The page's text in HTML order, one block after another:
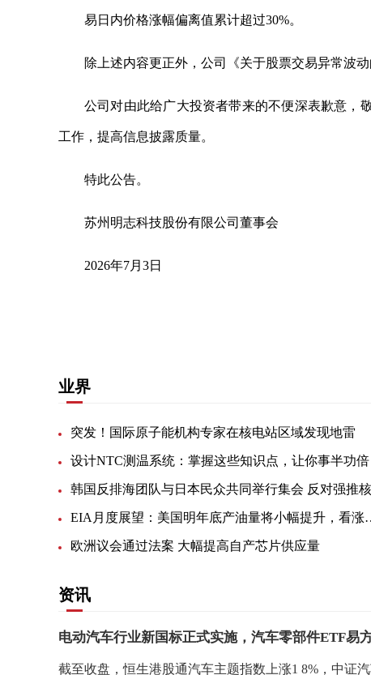
易日内价格涨幅偏离值累计超过30%。
除上述内容更正外，公司《关于股票交易异常波动
公司对由此给广大投资者带来的不便深表歉意，
工作，提高信息披露质量。
特此公告。
苏州明志科技股份有限公司董事会
2026年7月3日
业界
突发！国际原子能机构专家在核电站区域发现地雷
设计NTC测温系统：掌握这些知识点，让你事半功倍
EIA月度展望：美
欧洲议会通过法案 大幅提高自产芯片供应量
资讯
电动汽车行业新国标正式实施，汽车零部件ETF易
截至收盘，恒生港股通汽车主题指数上涨1 8%，中证